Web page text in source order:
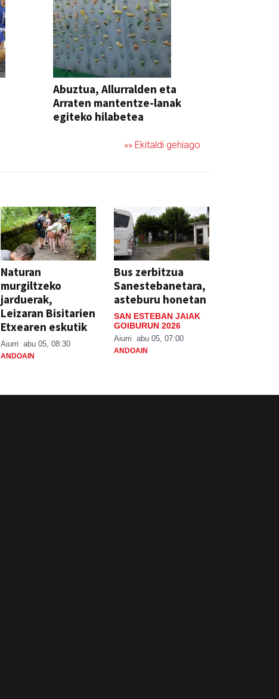
Abuztua, Allurralden eta
Arraten mantentze-lanak
egiteko hilabetea
»» Ekitaldi gehiago
Naturan
murgiltzeko
jarduerak,
Leizaran Bisitarien
Etxearen eskutik
Aiurri abu 05, 08:30
ANDOAIN
Bus zerbitzua
Sanestebanetara,
asteburu honetan
SAN ESTEBAN JAIAK
GOIBURUN 2026
Aiurri abu 05, 07:00
ANDOAIN